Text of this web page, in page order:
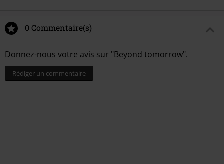
0 Commentaire(s)
Donnez-nous votre avis sur "Beyond tomorrow".
Rédiger un commentaire